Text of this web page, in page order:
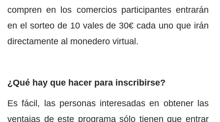
compren en los comercios participantes entrarán
en el sorteo de 10 vales de 30€ cada uno que irán
directamente al monedero virtual.
¿Qué hay que hacer para inscribirse?
Es fácil, las personas interesadas en obtener las
ventajas de este programa sólo tienen que entrar